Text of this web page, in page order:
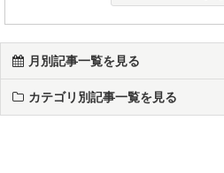
月別記事一覧を見る
カテゴリ別記事一覧を見る